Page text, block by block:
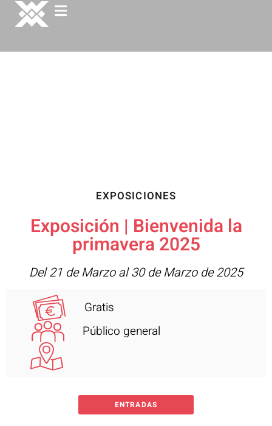
EXPOSICIONES
Exposición | Bienvenida la
primavera 2025
Del 21 de Marzo al 30 de Marzo de 2025
Gratis
Público general
ENTRADAS